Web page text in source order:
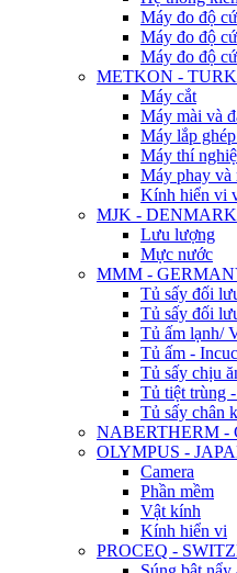
Máy đo độ
Máy đo độ
Máy đo độ
METKON -
Máy cắt
Máy mài và
Máy lắp
Máy thí
Máy phay và
Kính hiển vi
MJK - DENMARK
Lưu lượng
Mực nước
MMM -
Tủ sấy đối
Tủ sấy đối
Tủ ấm lạnh/
Tủ ấm -
Tủ sấy chịu
Tủ tiệt trùng
Tủ sấy chân
NABERTHERM -
OLYMPUS -
Camera
Phần mềm
Vật kính
Kính hiển vi
PROCEQ -